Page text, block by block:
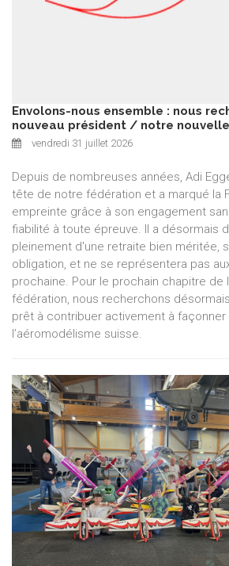
Envolons-nous ensemble : nous
nouveau président / notre
vendredi 31 juillet 2026
Depuis de nombreuses années, Adi
tête de notre fédération et a marqué la
empreinte grâce à son engagement
fiabilité à toute épreuve. Il a désormais
pleinement d'une retraite bien méritée,
obligation, et ne se représentera pas
prochaine. Pour le prochain chapitre de
fédération, nous recherchons
prêt à contribuer activement à façonner
l’aéromodélisme suisse.